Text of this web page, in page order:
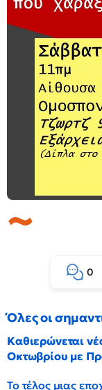
0
Όλες οι
Καθιερώνεται
Οκτωβρίου με
Το τέλος μιας